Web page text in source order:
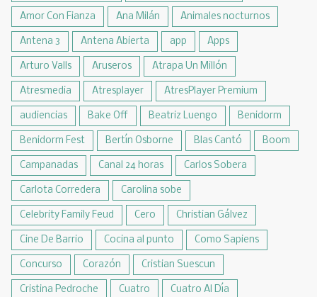
Amor Con Fianza Ana Milán Animales nocturnos
Antena 3 Antena Abierta app Apps
Arturo Valls Aruseros Atrapa Un Millón
Atresmedia Atresplayer AtresPlayer Premium
audiencias Bake Off Beatriz Luengo Benidorm
Benidorm Fest Bertín Osborne Blas Cantó Boom
Campanadas Canal 24 horas Carlos Sobera
Carlota Corredera Carolina sobe
Celebrity Family Feud Cero Christian Gálvez
Cine De Barrio Cocina al punto Como Sapiens
Concurso Corazón Cristian Suescun
Cristina Pedroche Cuatro Cuatro Al Día